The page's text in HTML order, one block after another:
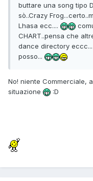
buttare una song tipo
sò..Crazy
Lhasa ecc....
CHART..pensa che
dance directory
posso...
No! niente Commerciale,
situazione
:D